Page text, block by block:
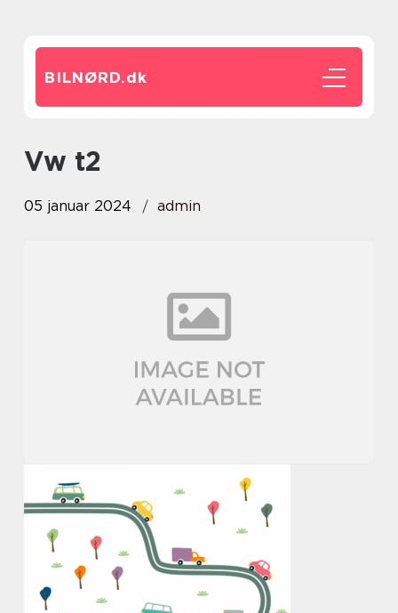
BILNØRD.dk
vw t2
05 januar 2024 admin